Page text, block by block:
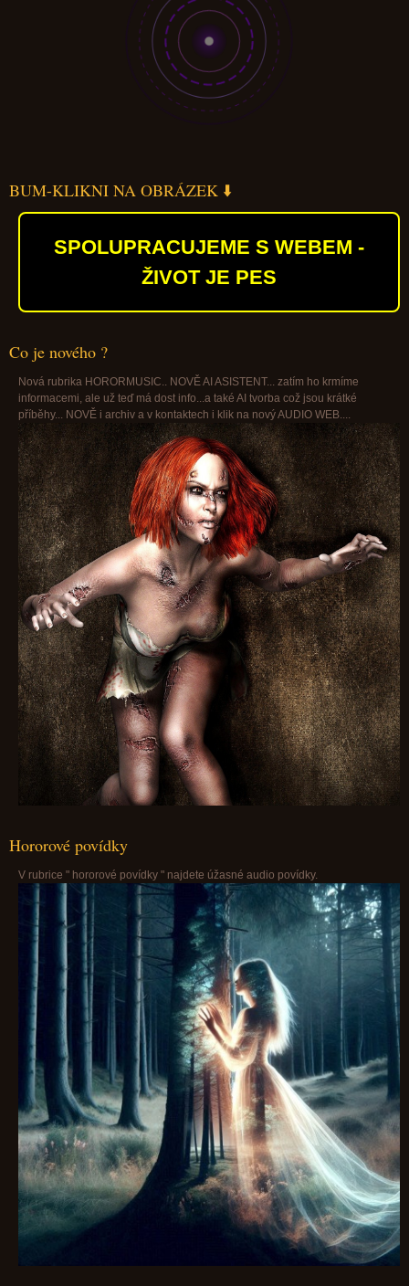
BUM-KLIKNI NA OBRÁZEK ⬇️
SPOLUPRACUJEME S WEBEM -
ŽIVOT JE PES
Co je nového ?
Nová rubrika HORORMUSIC.. NOVĚ AI ASISTENT... zatím ho krmíme
informacemi, ale už teď má dost info...a také AI tvorba což jsou krátké
příběhy... NOVĚ i archiv a v kontaktech i klik na nový AUDIO WEB....
Hororové povídky
V rubrice " hororové povídky " najdete úžasné audio povídky.